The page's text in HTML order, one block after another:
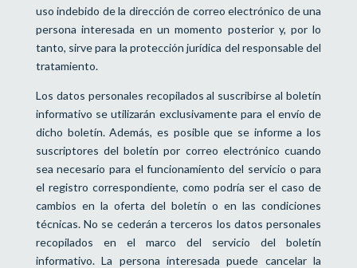
uso indebido de la dirección de correo electrónico de una
persona interesada en un momento posterior y, por lo
tanto, sirve para la protección jurídica del responsable del
tratamiento.
Los datos personales recopilados al suscribirse al boletín
informativo se utilizarán exclusivamente para el envío de
dicho boletín. Además, es posible que se informe a los
suscriptores del boletín por correo electrónico cuando
sea necesario para el funcionamiento del servicio o para
el registro correspondiente, como podría ser el caso de
cambios en la oferta del boletín o en las condiciones
técnicas. No se cederán a terceros los datos personales
recopilados en el marco del servicio del boletín
informativo. La persona interesada puede cancelar la